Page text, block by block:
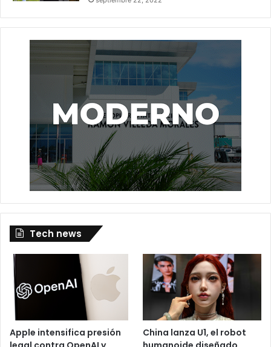
Tech news
Apple intensifica presión
China lanza U1, el robot